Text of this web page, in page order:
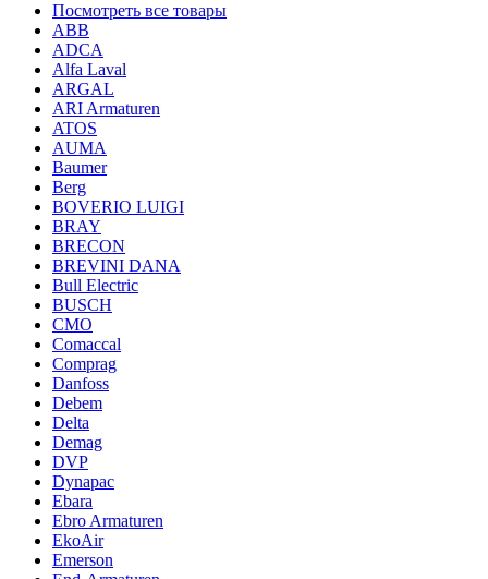
Посмотреть все товары
ABB
ADCA
Alfa Laval
ARGAL
ARI Armaturen
ATOS
AUMA
Baumer
Berg
BOVERIO LUIGI
BRAY
BRECON
BREVINI DANA
Bull Electric
BUSCH
CMO
Comaccal
Comprag
Danfoss
Debem
Delta
Demag
DVP
Dynapac
Ebara
Ebro Armaturen
EkoAir
Emerson